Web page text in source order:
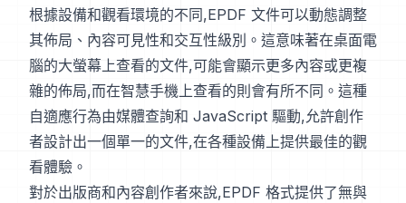
根據設備和觀看環境的不同,EPDF 文件可以動態調整
其佈局、內容可見性和交互性級別。這意味著在桌面電
腦的大螢幕上查看的文件,可能會顯示更多內容或更複
雜的佈局,而在智慧手機上查看的則會有所不同。這種
自適應行為由媒體查詢和 JavaScript 驅動,允許創作
者設計出一個單一的文件,在各種設備上提供最佳的觀
看體驗。
對於出版商和內容創作者來說,EPDF 格式提供了無與